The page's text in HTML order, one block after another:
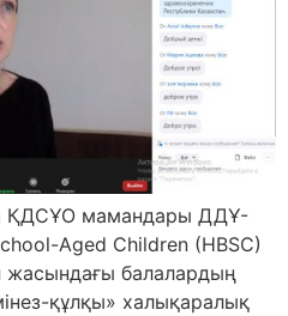
ҚДСҰО мамандары ДДҰ-
Aged Children (HBSC)
жасындағы балалардың
құлқы» халықаралық